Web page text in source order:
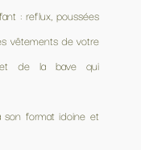
: reflux, poussées
vêtements de votre
et de la bave qui
son format idoine et